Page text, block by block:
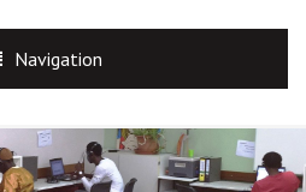
Navigation